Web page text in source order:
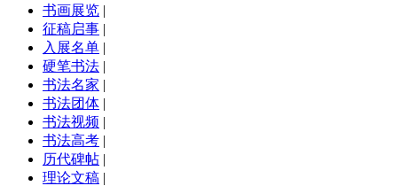
书画展览 |
征稿启事 |
入展名单 |
硬笔书法 |
书法名家 |
书法团体 |
书法视频 |
书法高考 |
历代碑帖 |
理论文稿 |